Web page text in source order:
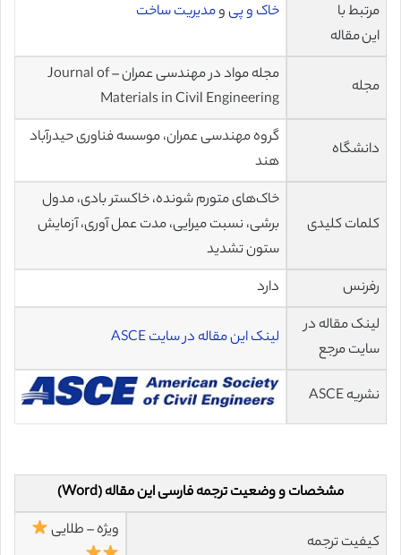
مرتبط با
این مقاله
خاک و پیومدیریت ساخت
مجله
مجله مواد در مهندسی عمران – Journal of
Materials in Civil Engineering
دانشگاه
گروه مهندسی عمران، موسسه فناوری حیدرآباد
هند
کلمات کلیدی
خاک‌های متورم شونده، خاکستر بادی، مدول
برشی، نسبت میرایی، مدت عمل آوری، آزمایش
ستون تشدید
رفرنس
دارد
لینک مقاله در
سایت مرجع
لینک این مقاله در سایت ASCE
نشریه ASCE
مشخصات و وضعیت ترجمه فارسی این مقاله (Word)
کیفیت ترجمه
ویژه – طلایی